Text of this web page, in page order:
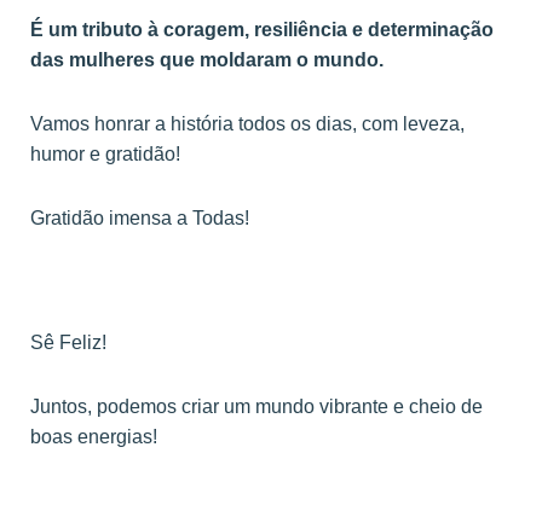
É um tributo à coragem, resiliência e determinação
das mulheres que moldaram o mundo.
Vamos honrar a história todos os dias, com leveza,
humor e gratidão!
Gratidão imensa a Todas!
Sê Feliz!
Juntos, podemos criar um mundo vibrante e cheio de
boas energias!